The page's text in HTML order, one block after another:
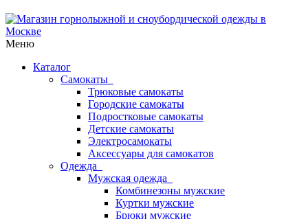
Меню
Каталог
Самокаты
Трюковые самокаты
Городские самокаты
Подростковые самокаты
Детские самокаты
Электросамокаты
Аксессуары для самокатов
Одежда
Мужская одежда
Комбинезоны мужские
Куртки мужские
Брюки мужские